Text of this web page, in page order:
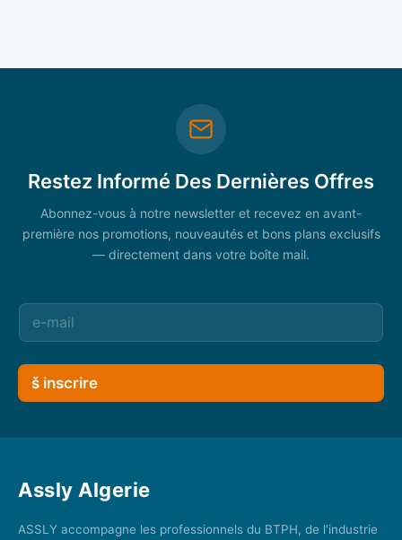
Restez Informé Des Dernières Offres
Abonnez-vous à notre newsletter et recevez en avant-
première nos promotions, nouveautés et bons plans exclusifs
— directement dans votre boîte mail.
š inscrire
Assly Algerie
ASSLY accompagne les professionnels du BTPH, de l'industrie